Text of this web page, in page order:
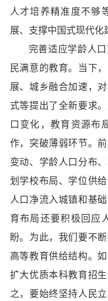
人才培养精准度不够
展、支撑中国式现代化
完善适应学龄人
民满意的教育。当下
展、城乡融合加速，
式等提出了全新要求
口变化，教育资源布
作，突破薄弱环节。
变动、学龄人口分布
划学校布局、学位供
人口净流入城镇和基
育布局还要积极回应
盼。为此，我们要不
高等教育供给结构。
扩大优质本科教育招
之，要始终坚持人民